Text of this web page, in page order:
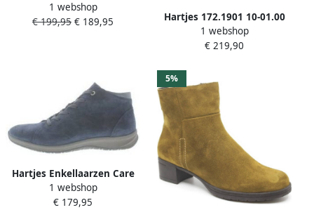
10 78.00 Bruine enkellaars
wijdte G
1 webshop
€ 199,95 € 189,95
Hartjes 172.1901 10-01.00
dames enkellaarzen
gekleed (4 5) zwart
1 webshop
€ 219,90
Hartjes Enkellaarzen Care
SF BOOT
1 webshop
€ 179,95
5%